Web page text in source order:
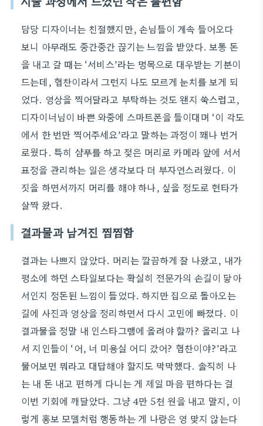
담당 디자이너는 친절했지만, 손님들이 계속 들어오다
보니 아무래도 중간중간 끊기는 느낌을 받았다. 보통 돈
을 내고 갈 때는 ‘서비스’라는 명목으로 대우받는 기분이
드는데, 협찬이라서 그런지 나도 모르게 눈치를 보게 되
었다. 영상을 찍어달라고 부탁하는 것도 왠지 쑥스럽고,
디자이너님이 바쁜 와중에 스마트폰을 들이대며 ‘이 각도
에서 한 번만 찍어주세요’라고 말하는 과정이 꽤나 번거
로웠다. 특히 샴푸를 하고 젖은 머리로 카메라 앞에 서서
표정을 관리하는 일은 생각보다 더 부자연스러웠다. 이
짓을 하면서까지 머리를 해야 하나, 싶을 정도로 현타가
살짝 왔다.
결과물과 남겨진 찜찜함
결과는 나쁘지 않았다. 머리는 깔끔하게 잘 나왔고, 내가
평소에 하던 스타일보다는 확실히 전문가의 손길이 닿아
서인지 정돈된 느낌이 들었다. 하지만 집으로 돌아오는
길에 사진과 영상을 정리하면서 다시 고민에 빠졌다. 이
결과물을 정말 내 인스타그램에 올려야 할까? 올리고 나
서 지인들이 ‘어, 너 미용실 어디 갔어? 협찬이야?’라고
물어보면 뭐라고 대답해야 할지도 막막했다. 솔직히 나
는 내 돈 내고 편하게 다니는 게 제일 마음 편하다는 걸
이번 기회에 깨달았다. 그냥 4만 5천 원을 내고 말지, 이
렇게 홍보 모델처럼 행동하는 게 나랑은 영 맞지 않는다